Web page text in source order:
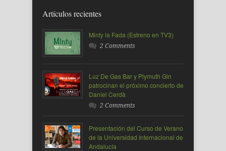
Artículos recientes
Minty la Fada (Estreno en TV3)
2 Comments
Luz De Gas Bar y Plymuth Gin
patrocinan el próximo concierto de
Daniel Cerdà
2 Comments
Presentación del Curso de Verano
de la Universidad Internacional de
Andalucía